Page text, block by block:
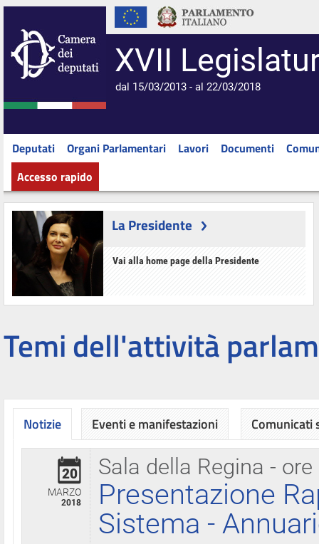
XVII
dal 15/03/2013 - al 22/03/2018
Deputati Organi Parlamentari Lavori Documenti
Accesso rapido
La Presidente
Vai alla home page della Presidente
Temi dell'attività
Notizie
Sala della Regina - ore
20
MARZO
2018
Presentazione
Sistema -
Eventi e manifestazioni Comunicati